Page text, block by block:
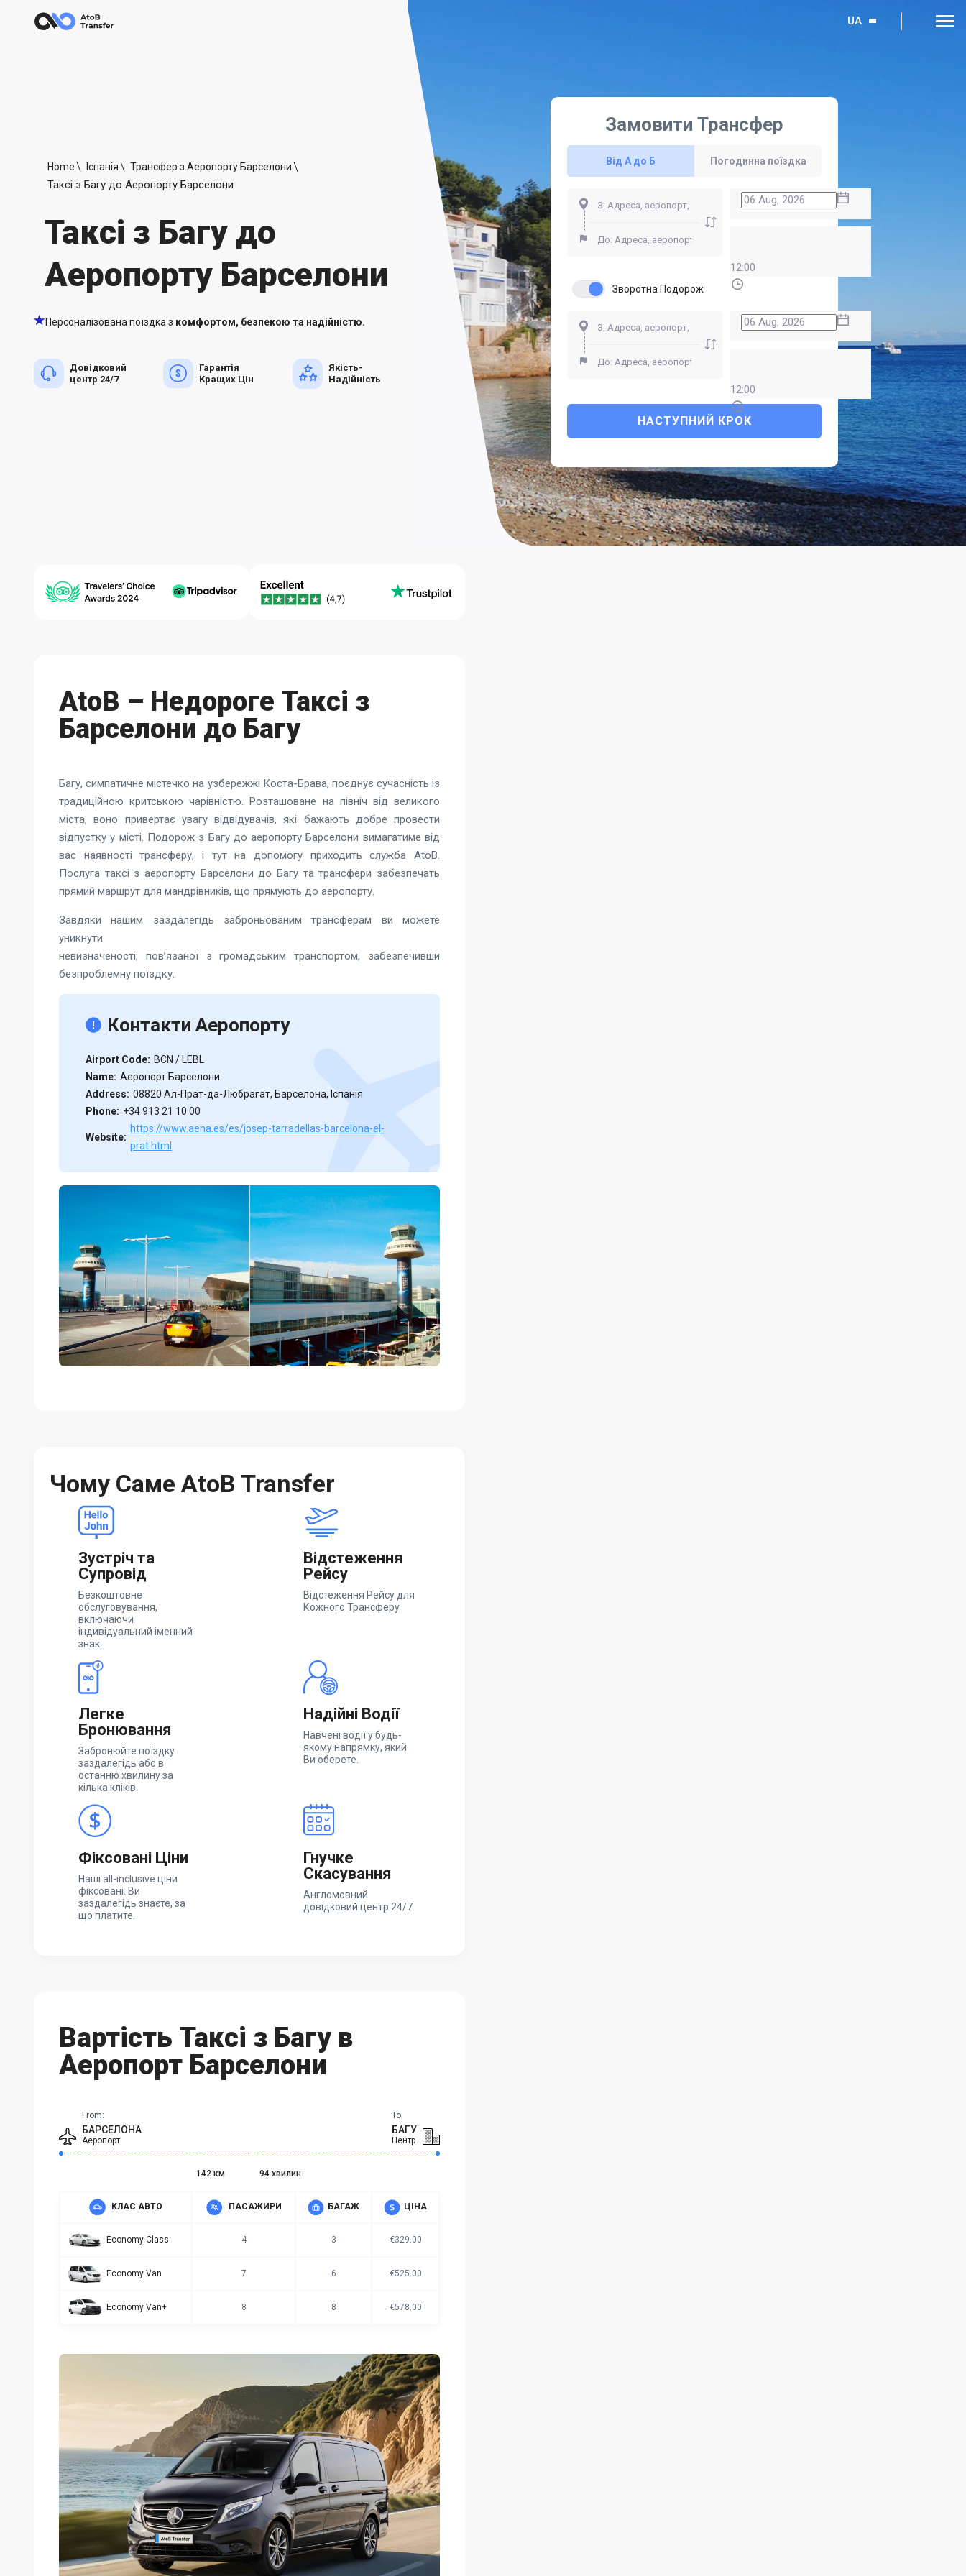
UA
Home Іспанія Трансфер з Аеропорту Барселони
Таксі з Багу до Аеропорту Барселони
Таксі з Багу до
Аеропорту Барселони
Персоналізована поїздка з комфортом, безпекою та надійністю.
Довідковий
центр 24/7
Гарантія
Кращих Цін
Якість-
Надійність
Замовити Трансфер
Від А до Б Погодинна поїздка
12:00
Зворотна Подорож
12:00
НАСТУПНИЙ КРОК
AtoB – Недороге Таксі з
Барселони до Багу
Багу, симпатичне містечко на узбережжі Коста-Брава, поєднує сучасність із
традиційною критською чарівністю. Розташоване на північ від великого
міста, воно привертає увагу відвідувачів, які бажають добре провести
відпустку у місті. Подорож з Багу до аеропорту Барселони вимагатиме від
вас наявності трансферу, і тут на допомогу приходить служба AtoB.
Послуга таксі з аеропорту Барселони до Багу та трансфери забезпечать
прямий маршрут для мандрівників, що прямують до аеропорту.
Завдяки нашим заздалегідь заброньованим трансферам ви можете
уникнути
невизначеності, пов’язаної з громадським транспортом, забезпечивши
безпроблемну поїздку.
Контакти Аеропорту
Airport Code: BCN / LEBL
Name: Аеропорт Барселони
Address: 08820 Ал-Прат-да-Любрагат, Барселона, Іспанія
Phone: +34 913 21 10 00
Website:
https://www.aena.es/es/josep-tarradellas-barcelona-el-
prat.html
Чому Саме AtoB Transfer
Зустріч та
Супровід
Безкоштовне
обслуговування,
включаючи
індивідуальний іменний
знак.
Відстеження
Рейсу
Відстеження Рейсу для
Кожного Трансферу
Легке
Бронювання
Забронюйте поїздку
заздалегідь або в
останню хвилину за
кілька кліків.
Надійні Водії
Навчені водії у будь-
якому напрямку, який
Ви оберете.
Фіксовані Ціни
Наші all-inclusive ціни
фіксовані. Ви
заздалегідь знаєте, за
що платите.
Гнучке
Скасування
Англомовний
довідковий центр 24/7.
Вартість Таксі з Багу в
Аеропорт Барселони
From:
БАРСЕЛОНА
Аеропорт
To:
БАГУ
Центр
142 км 94 хвилин
КЛАС АВТО ПАСАЖИРИ БАГАЖ ЦІНА
Economy Class 4 3 €329.00
Economy Van 7 6 €525.00
Economy Van+ 8 8 €578.00